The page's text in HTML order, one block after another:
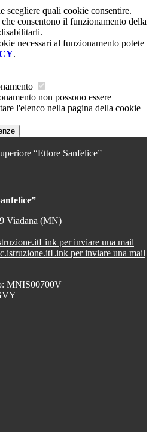
scegliere quali cookie consentire.
consentono il funzionamento della
necessari al funzionamento potete
.
non possono essere
l'elenco nella pagina della cookie
“Ettore Sanfelice”
Viadana (MN)
Link per inviare una mail
Link per inviare una mail
MNIS00700V